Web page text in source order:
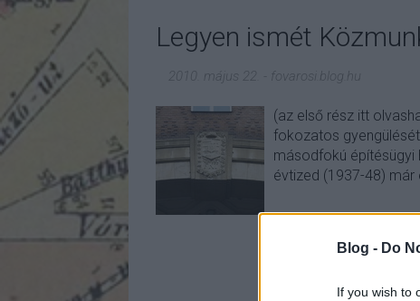
Blog - Do
If you wish to
Legyen ismét
2010. május 22. fovarosi.blog.hu
(az első rész itt
fokozatos
másodfokú építésügyi
évtized (1937-48)